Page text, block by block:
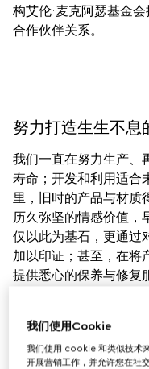
构艾伦·麦克阿瑟基金
合作伙伴关系。
努力打造生生不息
我们一直在努力生产、
寿命；开发和利用适合
里，旧时的产品与材质
历久弥坚的情感价值，
仅以此为基石，更通过
加以印证；甚至，在将
提供悉心的保养与修复
中心网络，确保由专业
务。在我们看来，创造
们，我们才能不断推陈
我们使用Cookie
我们使用 cookie 和类似技术
开展营销工作，并允许您在社